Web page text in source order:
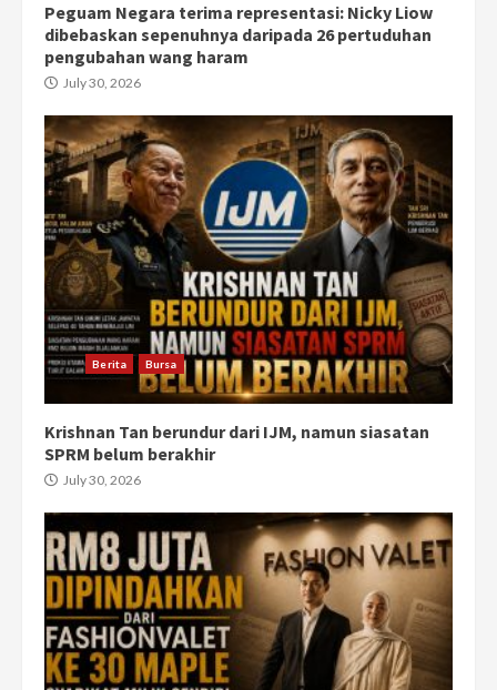
Peguam Negara terima representasi: Nicky Liow
dibebaskan sepenuhnya daripada 26 pertuduhan
pengubahan wang haram
July 30, 2026
Berita Bursa
Krishnan Tan berundur dari IJM, namun siasatan
SPRM belum berakhir
July 30, 2026